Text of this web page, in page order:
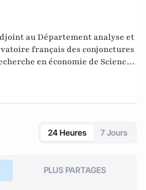
au Département analyse et
français des conjonctures
en économie de Sciences
24 Heures 7 Jours
PLUS PARTAGES